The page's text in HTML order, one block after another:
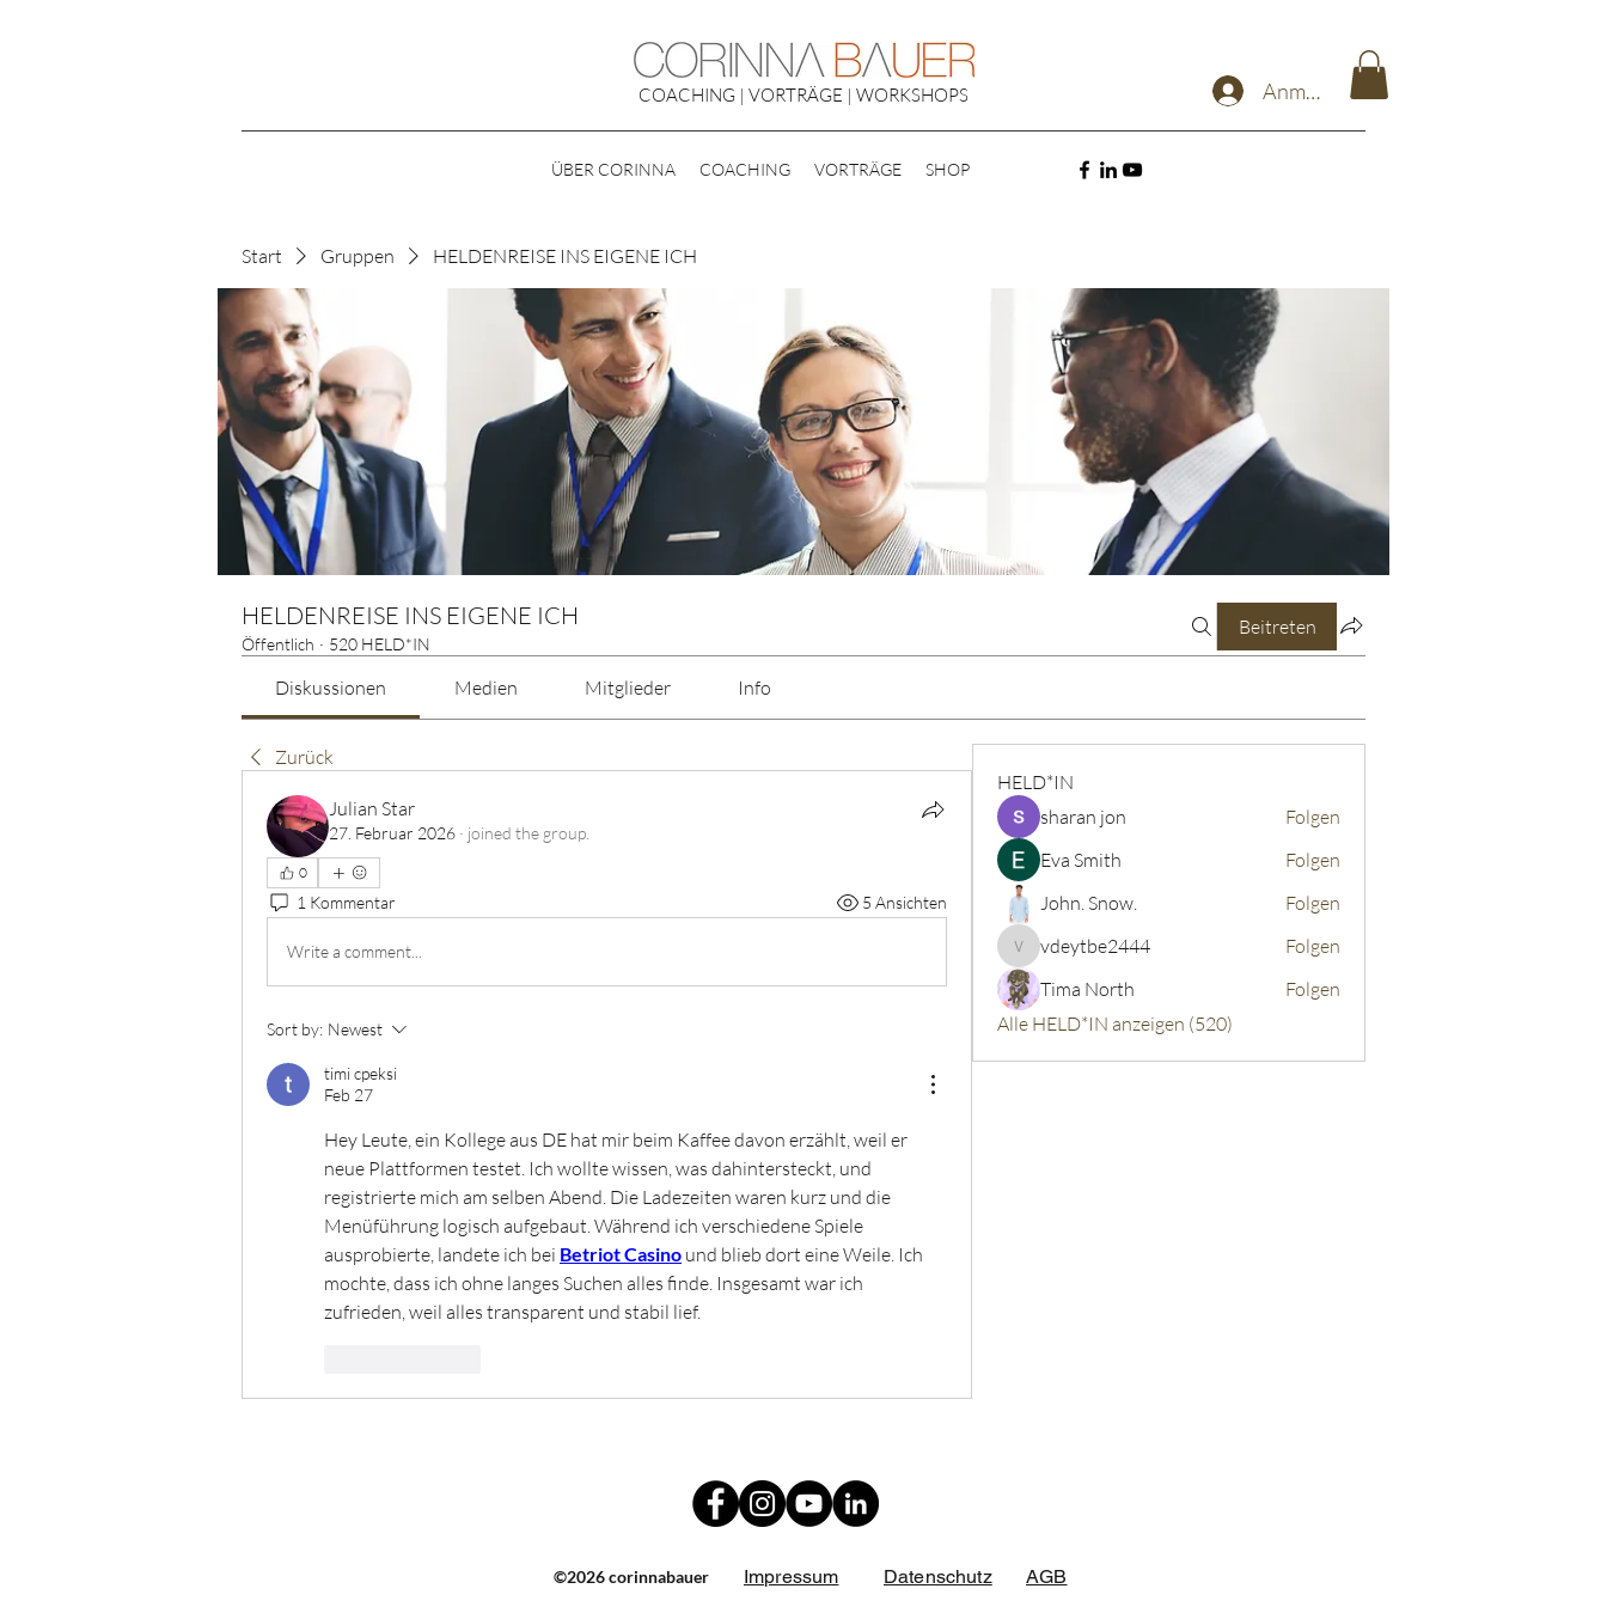
COACHING | VORTRÄGE | WORKSHOPS Anmelden
Start Gruppen HELDENREISE INS EIGENE ICH
HELDENREISE INS EIGENE ICH
Öffentlich · 520 HELD*IN
Beitreten
Diskussionen Medien Mitglieder Info
Zurück
Julian Star
27. Februar 2026 · joined the group.
0
1 Kommentar 5 Ansichten
Write a comment...
Sort by: Newest
timi cpeksi
Feb 27
Hey Leute, ein Kollege aus DE hat mir beim Kaffee davon erzählt, weil er
neue Plattformen testet. Ich wollte wissen, was dahintersteckt, und
registrierte mich am selben Abend. Die Ladezeiten waren kurz und die
Menüführung logisch aufgebaut. Während ich verschiedene Spiele
ausprobierte, landete ich bei Betriot Casino und blieb dort eine Weile. Ich
mochte, dass ich ohne langes Suchen alles finde. Insgesamt war ich
zufrieden, weil alles transparent und stabil lief.
HELD*IN
sharan jon
Folgen
Eva Smith
Folgen
John. Snow.
Folgen
vdeytbe2444
vdeytbe2444
Folgen
Tima North
Folgen
Alle HELD*IN anzeigen (520)
ÜBER CORINNA COACHING VORTRÄGE SHOP
©2026 corinnabauer Impressum Datenschutz AGB